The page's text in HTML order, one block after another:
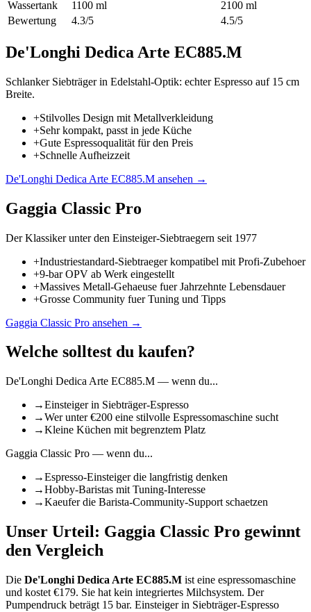
Wassertank
1100 ml
2100 ml
Bewertung
4.3/5 4.5/5
De'Longhi Dedica Arte EC885.M
Schlanker Siebträger in Edelstahl-Optik: echter Espresso auf 15 cm
Breite.
+Stilvolles Design mit Metallverkleidung
+Sehr kompakt, passt in jede Küche
+Gute Espressoqualität für den Preis
+Schnelle Aufheizzeit
De'Longhi Dedica Arte EC885.M ansehen →
Gaggia Classic Pro
Der Klassiker unter den Einsteiger-Siebtraegern seit 1977
+Industriestandard-Siebtraeger kompatibel mit Profi-Zubehoer
+9-bar OPV ab Werk eingestellt
+Massives Metall-Gehaeuse fuer Jahrzehnte Lebensdauer
+Grosse Community fuer Tuning und Tipps
Gaggia Classic Pro ansehen →
Welche solltest du kaufen?
De'Longhi Dedica Arte EC885.M — wenn du...
→Einsteiger in Siebträger-Espresso
→Wer unter €200 eine stilvolle Espressomaschine sucht
→Kleine Küchen mit begrenztem Platz
Gaggia Classic Pro — wenn du...
→Espresso-Einsteiger die langfristig denken
→Hobby-Baristas mit Tuning-Interesse
→Kaeufer die Barista-Community-Support schaetzen
Unser Urteil: Gaggia Classic Pro gewinnt
den Vergleich
Die De'Longhi Dedica Arte EC885.M ist eine espressomaschine
und kostet €179. Sie hat kein integriertes Milchsystem. Der
Pumpendruck beträgt 15 bar. Einsteiger in Siebträger-Espresso